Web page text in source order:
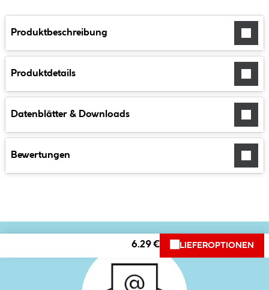
Produktbeschreibung
Produktdetails
Datenblätter & Downloads
Bewertungen
6.29 € LIEFEROPTIONEN